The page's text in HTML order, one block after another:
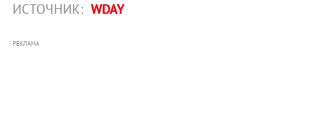
ИСТОЧНИК: WDAY
РЕКЛАМА